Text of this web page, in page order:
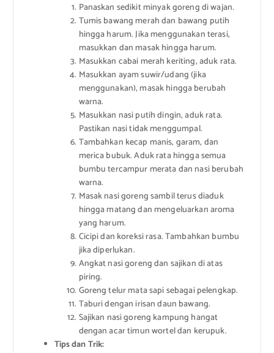
Panaskan sedikit minyak goreng di wajan.
Tumis bawang merah dan bawang putih
hingga harum. Jika menggunakan terasi,
masukkan dan masak hingga harum.
Masukkan cabai merah keriting, aduk rata.
Masukkan ayam suwir/udang (jika
menggunakan), masak hingga berubah
warna.
Masukkan nasi putih dingin, aduk rata.
Pastikan nasi tidak menggumpal.
Tambahkan kecap manis, garam, dan
merica bubuk. Aduk rata hingga semua
bumbu tercampur merata dan nasi berubah
warna.
Masak nasi goreng sambil terus diaduk
hingga matang dan mengeluarkan aroma
yang harum.
Cicipi dan koreksi rasa. Tambahkan bumbu
jika diperlukan.
Angkat nasi goreng dan sajikan di atas
piring.
Goreng telur mata sapi sebagai pelengkap.
Taburi dengan irisan daun bawang.
Sajikan nasi goreng kampung hangat
dengan acar timun wortel dan kerupuk.
Tips dan Trik: